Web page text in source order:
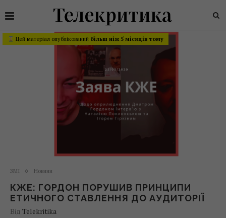
Цей матеріал опублікований більш ніж 5 місяців тому
ЗМІ Новини
КЖЕ: ГОРДОН ПОРУШИВ ПРИНЦИПИ
ЕТИЧНОГО СТАВЛЕННЯ ДО АУДИТОРІЇ
Від Telekritika